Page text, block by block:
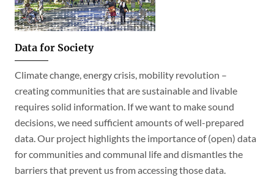
Data for Society
Climate change, energy crisis, mobility revolution –
creating communities that are sustainable and livable
requires solid information. If we want to make sound
decisions, we need sufficient amounts of well-prepared
data. Our project highlights the importance of (open) data
for communities and communal life and dismantles the
barriers that prevent us from accessing those data.